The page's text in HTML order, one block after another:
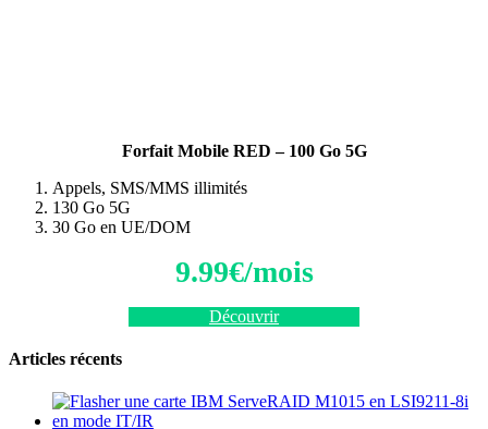
Forfait Mobile RED – 100 Go 5G
Appels, SMS/MMS illimités
130 Go 5G
30 Go en UE/DOM
9.99€/mois
Découvrir
Articles récents